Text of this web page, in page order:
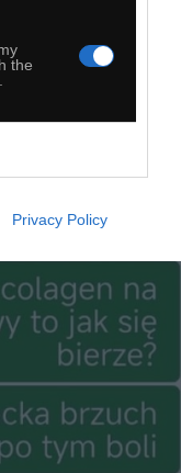
the
Privacy Policy